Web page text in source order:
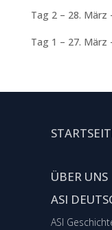
Tag 2 – 28. März
Tag 1 – 27. März
ÜBER UNS
ASI
ASI